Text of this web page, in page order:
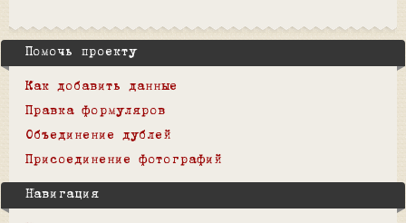
Помочь проекту
Как добавить данные
Правка формуляров
Объединение дублей
Присоединение фотографий
Навигация